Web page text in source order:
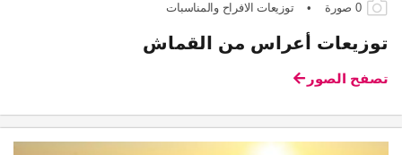
0 صورة • توزيعات الافراح والمناسبات
توزيعات أعراس من القماش
تصفح الصور